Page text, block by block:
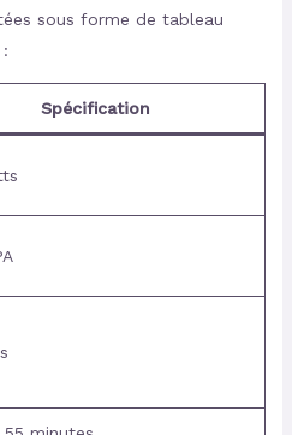
sous forme de tableau
Spécification